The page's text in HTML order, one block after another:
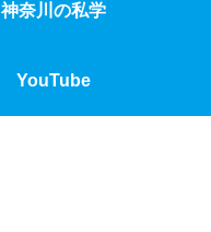
神奈川の私学
YouTube